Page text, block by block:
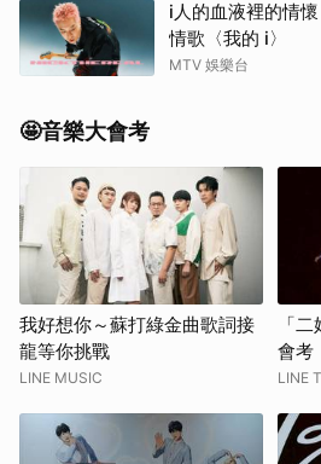
i人的血液裡的情
情歌〈我的 i〉
MTV 娛樂台
🤩音樂大會考
我好想你～蘇打綠金曲歌詞接
龍等你挑戰
LINE MUSIC
「
會考
LINE